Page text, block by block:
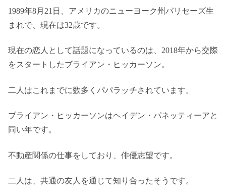
1989年8月21日、アメリカのニューヨーク州パリセーズ生
まれで、現在は32歳です。
現在の恋人として話題になっているのは、2018年から交際
をスタートしたブライアン・ヒッカーソン。
二人はこれまでに数多くパパラッチされています。
ブライアン・ヒッカーソンはヘイデン・パネッティーアと
同い年です。
不動産関係の仕事をしており、俳優志望です。
二人は、共通の友人を通じて知り合ったそうです。